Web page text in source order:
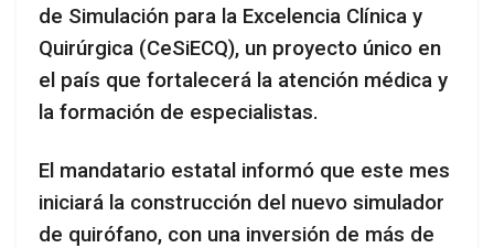
de Simulación para la Excelencia Clínica y
Quirúrgica (CeSiECQ), un proyecto único en
el país que fortalecerá la atención médica y
la formación de especialistas.
El mandatario estatal informó que este mes
iniciará la construcción del nuevo simulador
de quirófano, con una inversión de más de